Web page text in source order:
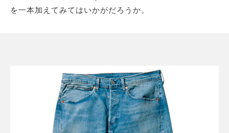
を一本加えてみてはいかがだろうか。